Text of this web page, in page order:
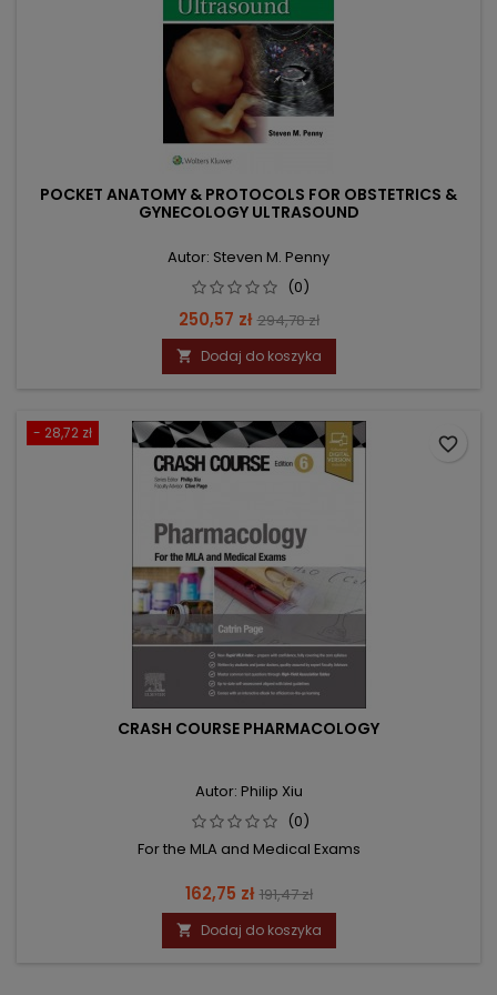
POCKET ANATOMY & PROTOCOLS FOR OBSTETRICS &
GYNECOLOGY ULTRASOUND
Autor: Steven M. Penny
(0)
Cena
250,57 zł Cena
podstawowa
294,78 zł
 Dodaj do koszyka
- 28,72 zł
CRASH COURSE PHARMACOLOGY
Autor: Philip Xiu
(0)
For the MLA and Medical Exams
Cena
162,75 zł Cena
podstawowa
191,47 zł
 Dodaj do koszyka
favorite_border